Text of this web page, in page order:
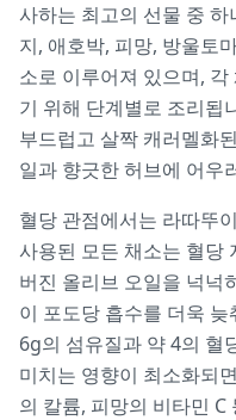
사하는 최고의 선물 중
지, 애호박, 피망, 방울토
소로 이루어져 있으며,
기 위해 단계별로 조리됩
부드럽고 살짝 캐러멜화
일과 향긋한 허브에 어우
혈당 관점에서는 라따뚜
사용된 모든 채소는 혈당
버진 올리브 오일을 넉넉
이 포도당 흡수를 더욱
6g의 섬유질과 약 4의 혈
미치는 영향이 최소화되
의 칼륨, 피망의 비타민